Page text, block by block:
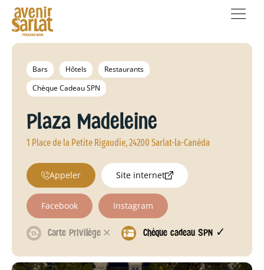
Bars Hôtels
Restaurants
Chèque Cadeau SPN
Plaza Madeleine
1 Place de la Petite Rigaudie, 24200 Sarlat-la-Canéda
Appeler Site internet
Facebook Instagram
Carte Privilège 𐄂 Chèque cadeau SPN ✓